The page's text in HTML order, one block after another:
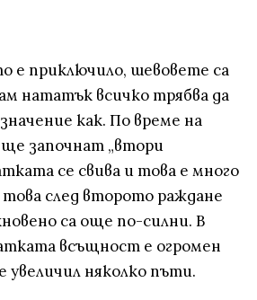
е приключило, шевовете са
нататък всичко трябва да
как. По време на
започнат „втори
се свива и това е много
след второто раждане
са още по-силни. В
всъщност е огромен
увеличил няколко пъти.